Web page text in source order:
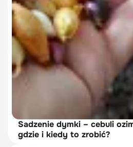
Sadzenie dymki – cebuli
gdzie i kiedy to zrobić?